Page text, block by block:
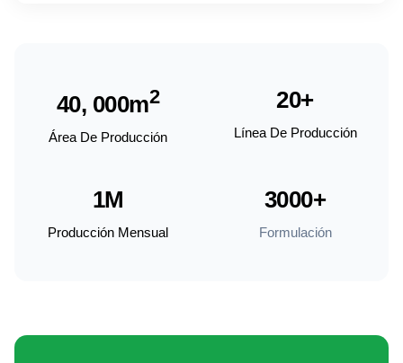
40, 000m2
Área De Producción
20+
Línea De Producción
1M
Producción Mensual
3000+
Formulación